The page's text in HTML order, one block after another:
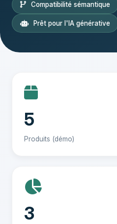
Compatibilité sémantique
Prêt pour l'IA générative
5
Produits (démo)
3